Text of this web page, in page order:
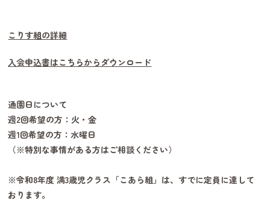
こりす組の詳細
入会申込書はこちらからダウンロード
通園日について
週2回希望の方：火・金
週1回希望の方：水曜日
（※特別な事情がある方はご相談ください）
※令和8年度 満3歳児クラス「こあら組」は、すでに定員に達して
おります。